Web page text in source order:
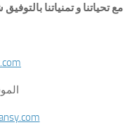
مع تحياتنا و تمنياتنا